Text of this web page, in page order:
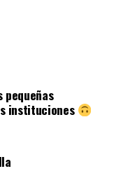
pequeñas
instituciones